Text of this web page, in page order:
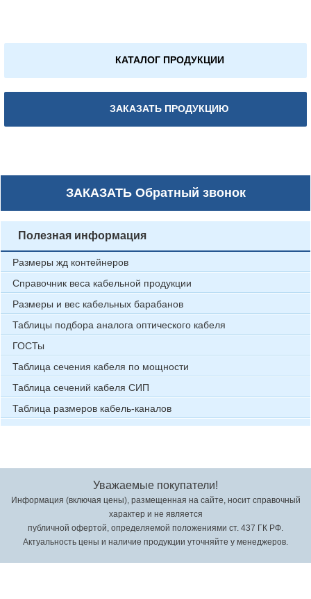
КАТАЛОГ ПРОДУКЦИИ
ЗАКАЗАТЬ ПРОДУКЦИЮ
ЗАКАЗАТЬОбратный звонок
Полезная информация
Размеры жд контейнеров
Справочник веса кабельной продукции
Размеры и вес кабельных барабанов
Таблицы подбора аналога оптического кабеля
ГОСТы
Таблица сечения кабеля по мощности
Таблица сечений кабеля СИП
Таблица размеров кабель-каналов
Уважаемые покупатели!
Информация (включая цены), размещенная на сайте, носит справочный
характер и не является
публичной офертой, определяемой положениями ст. 437 ГК РФ.
Актуальность цены и наличие продукции уточняйте у менеджеров.